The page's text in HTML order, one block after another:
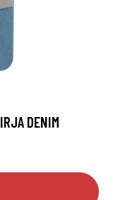
DENIM